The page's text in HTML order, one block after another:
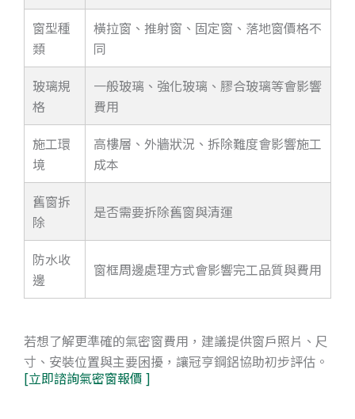
窗型種
類
橫拉窗、推射窗、固定窗、落地窗價格不
同
玻璃規
格
一般玻璃、強化玻璃、膠合玻璃等會影響
費用
施工環
境
高樓層、外牆狀況、拆除難度會影響施工
成本
舊窗拆
除
是否需要拆除舊窗與清運
防水收
邊
窗框周邊處理方式會影響完工品質與費用
若想了解更準確的氣密窗費用，建議提供窗戶照片、尺
寸、安裝位置與主要困擾，讓冠亨鋼鋁協助初步評估。
[立即諮詢氣密窗報價 ]